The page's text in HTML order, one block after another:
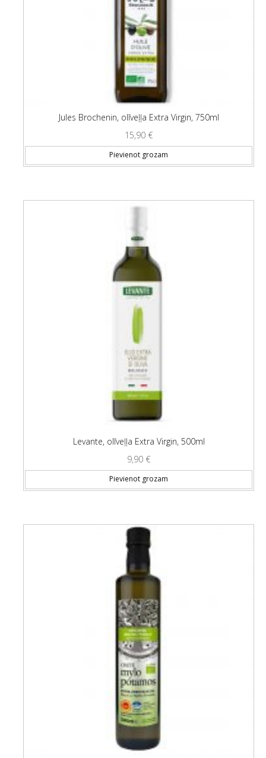
Jules Brochenin, olīveļļa Extra Virgin, 750ml
15,90 €
Pievienot grozam
Levante, olīveļļa Extra Virgin, 500ml
9,90 €
Pievienot grozam